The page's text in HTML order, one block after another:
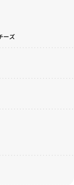
います。
査、食事や運動
環境が整ってい
ます。これによ
けを厳選してい
をクリアした優
でなく、ワンち
するブリーダー
ーの皆さんに安
の評価基準」は
を書類審査、直
価しています。
くありません。
クス犬の繁殖を
理解し、飼い主
じて安易にミッ
ワワ×ハスキー
もあります。
通過程でワンち
。このような環
けでなく、ワン
ーズ